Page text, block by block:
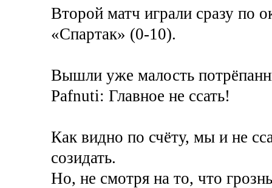
Второй матч играли сразу по
«Спартак» (0-10).
Вышли уже малость
Pafnuti: Главное не ссать!
Как видно по счёту, мы и не
созидать.
Но, не смотря на то, что